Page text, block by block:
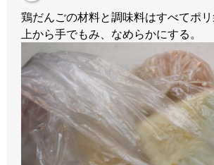
鶏だんごの材料と調味料はすべてポ
上から手でもみ、なめらかにする。